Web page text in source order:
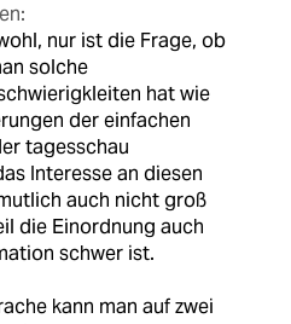
nur ist die Frage, ob
solche
hat wie
der einfachen
tagesschau
Interesse an diesen
auch nicht groß
die Einordnung auch
schwer ist.
kann man auf zwei